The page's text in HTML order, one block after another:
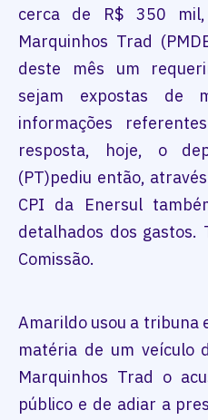
cerca de R$ 350
Marquinhos Trad
deste mês um
sejam expostas de
informações
resposta, hoje, o
(PT)pediu então,
CPI da Enersul
detalhados dos
Comissão.
Amarildo usou a tribuna
matéria de um veículo
Marquinhos Trad o
público e de adiar a